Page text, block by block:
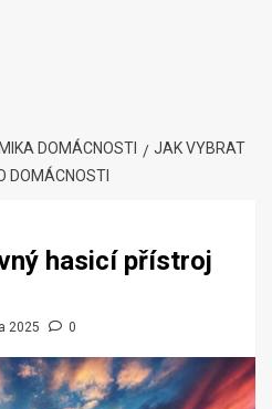
DOMÁCNOSTI
JAK VYBRAT
DOMÁCNOSTI
hasicí přístroj
2025 0